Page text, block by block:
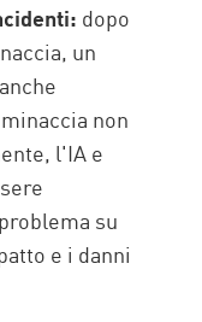
dopo
un
non
l'IA e
su
e i danni